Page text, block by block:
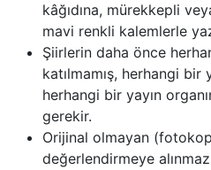
kâğıdına, mürekkepli
mavi renkli kalemlerle
Şiirlerin daha önce
katılmamış, herhangi bir
herhangi bir yayın
gerekir.
Orijinal olmayan
değerlendirmeye